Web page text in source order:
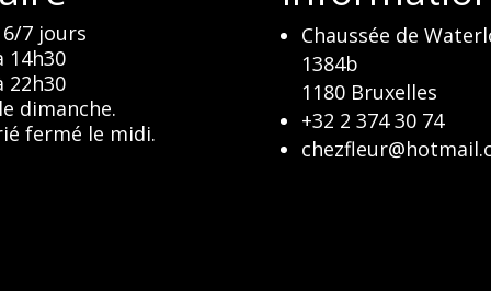
7 jours
14h30
22h30
dimanche.
fermé le midi.
Chaussée de
1384b
1180 Bruxelles
+32 2 374 30 74